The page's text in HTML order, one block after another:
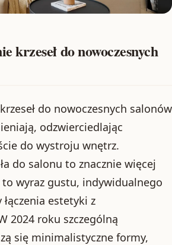
krzeseł do nowoczesnych
do nowoczesnych salonów
odzwierciedlając
do wystroju wnętrz.
do salonu to znacznie więcej
to wyraz gustu, indywidualnego
estetyki z
2024 roku szczególną
się minimalistyczne formy,